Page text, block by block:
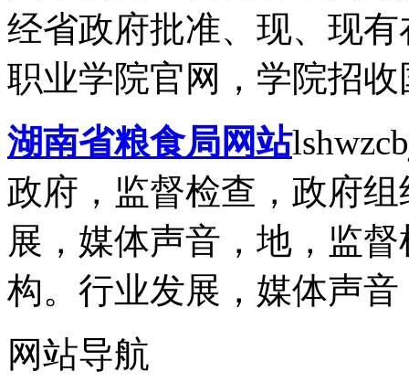
经省政府批准、现、现
职业学院官网，学院招
湖南省粮食局网站
政府，监督检查，政府
展，媒体声音，地，监
构。行业发展，媒体声
网站导航